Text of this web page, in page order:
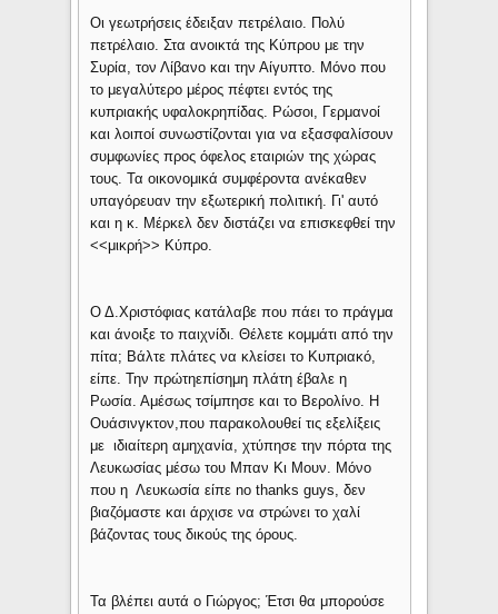
Οι γεωτρήσεις έδειξαν πετρέλαιο. Πολύ
πετρέλαιο. Στα ανοικτά της Κύπρου με την
Συρία, τον Λίβανο και την Αίγυπτο. Μόνο που
το μεγαλύτερο μέρος πέφτει εντός της
κυπριακής υφαλοκρηπίδας. Ρώσοι, Γερμανοί
και λοιποί συνωστίζονται για να εξασφαλίσουν
συμφωνίες προς όφελος εταιριών της χώρας
τους. Τα οικονομικά συμφέροντα ανέκαθεν
υπαγόρευαν την εξωτερική πολιτική. Γι' αυτό
και η κ. Μέρκελ δεν διστάζει να επισκεφθεί την
<<μικρή>> Κύπρο.
Ο Δ.Χριστόφιας κατάλαβε που πάει το πράγμα
και άνοιξε το παιχνίδι. Θέλετε κομμάτι από την
πίτα; Βάλτε πλάτες να κλείσει το Κυπριακό,
είπε. Την πρώτηεπίσημη πλάτη έβαλε η
Ρωσία. Αμέσως τσίμπησε και το Βερολίνο. Η
Ουάσινγκτον,που παρακολουθεί τις εξελίξεις
με ιδιαίτερη αμηχανία, χτύπησε την πόρτα της
Λευκωσίας μέσω του Μπαν Κι Μουν. Μόνο
που η Λευκωσία είπε no thanks guys, δεν
βιαζόμαστε και άρχισε να στρώνει το χαλί
βάζοντας τους δικούς της όρους.
Τα βλέπει αυτά ο Γιώργος; Έτσι θα μπορούσε